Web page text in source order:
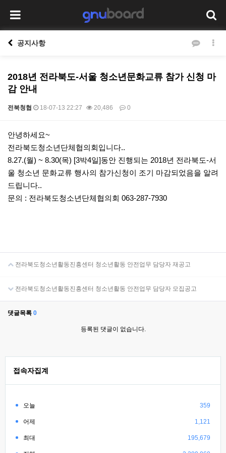
공지사항
2018년 전라북도-서울 청소년문화교류 참가 신청 마
감 안내
전북청협 18-07-13 22:27 20,486 0
본문
안녕하세요~
전라북도청소년단체협의회입니다..
8.27.(월) ~ 8.30(목) [3박4일]동안 진행되는 2018년 전라북도-서
울 청소년 문화교류 행사의 참가신청이 조기 마감되었음을 알려
드립니다..
문의 : 전라북도청소년단체협의회 063-287-7930
전라북도청소년활동진흥센터 청소년활동 안전업무 담당자 재공고
전라북도청소년활동진흥센터 청소년활동 안전업무 담당자 모집공고
댓글목록 0
등록된 댓글이 없습니다.
접속자집계
오늘 359
어제 1,121
최대 195,679